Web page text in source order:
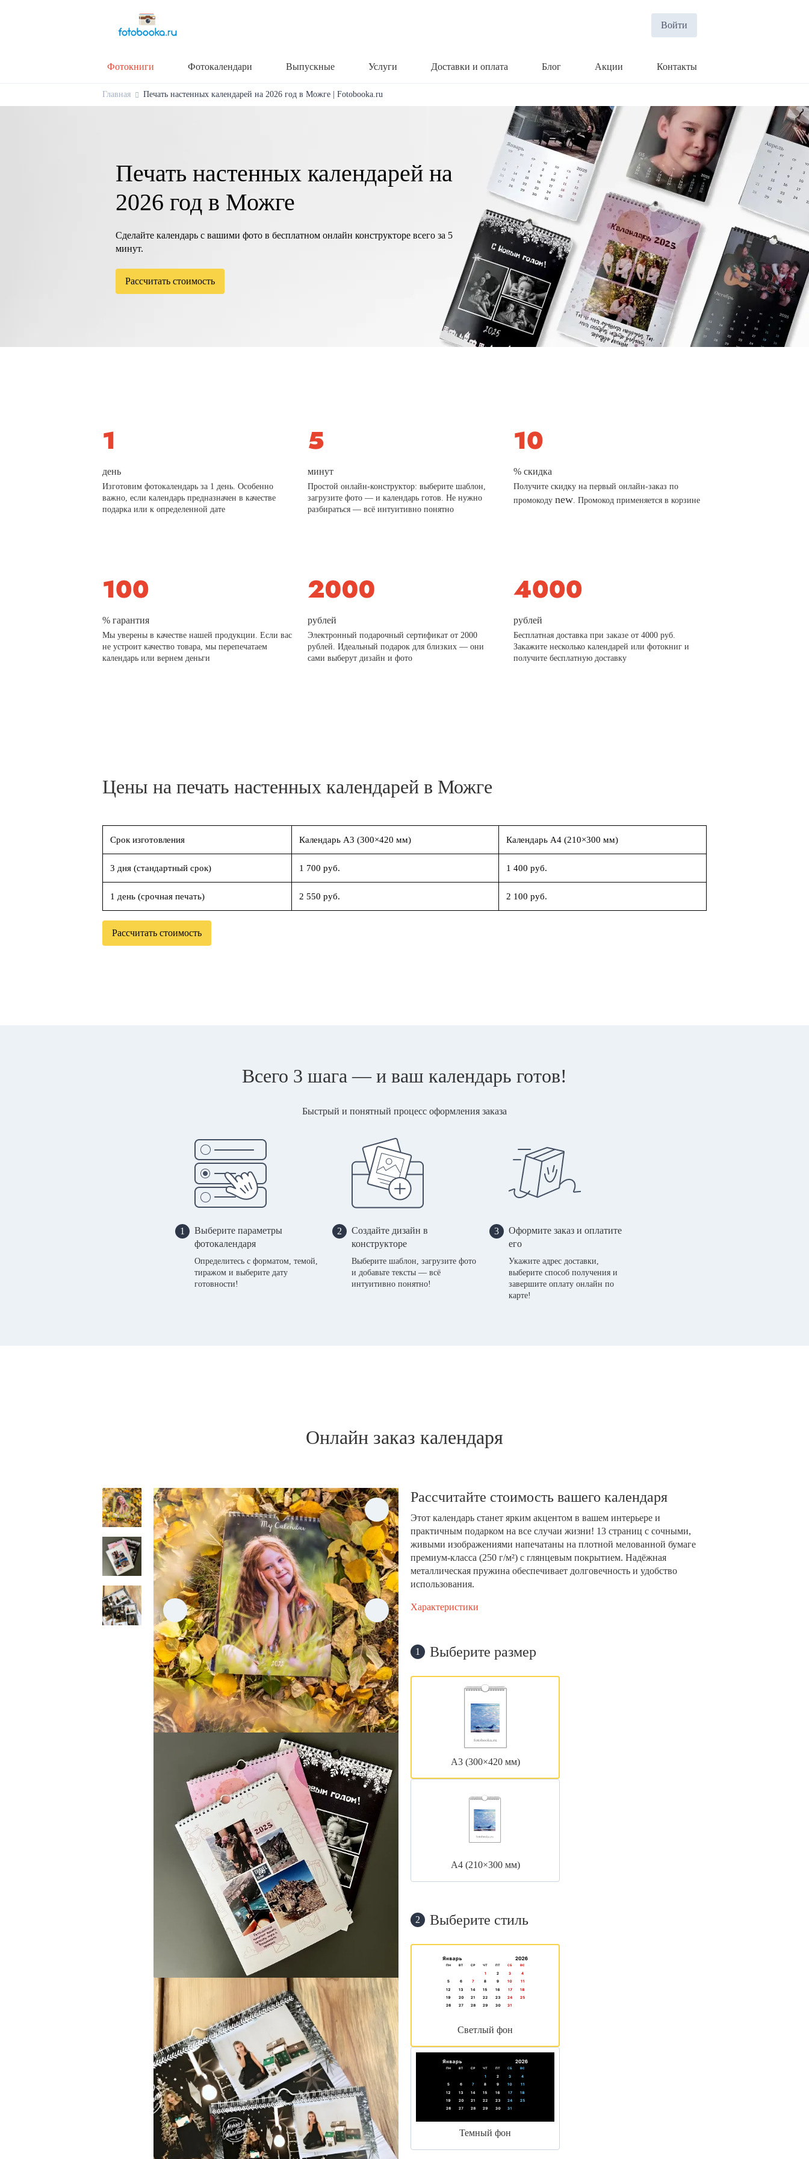
Войти
Фотокниги Фотокалендари Выпускные Услуги Доставки и оплата Блог Акции Контакты
Главная Печать настенных календарей на 2026 год в Можге | Fotobooka.ru
Печать настенных календарей на
2026 год в Можге
Сделайте календарь с вашими фото в бесплатном онлайн конструкторе всего за 5
минут.
Рассчитать стоимость
день
Изготовим фотокалендарь за 1 день. Особенно
важно, если календарь предназначен в качестве
подарка или к определенной дате
минут
Простой онлайн-конструктор: выберите шаблон,
загрузите фото — и календарь готов. Не нужно
разбираться — всё интуитивно понятно
% скидка
Получите скидку на первый онлайн-заказ по
промокоду new. Промокод применяется в корзине
% гарантия
Мы уверены в качестве нашей продукции. Если вас
не устроит качество товара, мы перепечатаем
календарь или вернем деньги
рублей
Электронный подарочный сертификат от 2000
рублей. Идеальный подарок для близких — они
сами выберут дизайн и фото
рублей
Бесплатная доставка при заказе от 4000 руб.
Закажите несколько календарей или фотокниг и
получите бесплатную доставку
Цены на печать настенных календарей в Можге
Срок изготовления Календарь А3 (300×420 мм) Календарь А4 (210×300 мм)
3 дня (стандартный срок) 1 700 руб. 1 400 руб.
1 день (срочная печать) 2 550 руб. 2 100 руб.
Рассчитать стоимость
Всего 3 шага — и ваш календарь готов!
Быстрый и понятный процесс оформления заказа
1
Выберите параметры
фотокалендаря
Определитесь с форматом, темой,
тиражом и выберите дату
готовности!
2
Создайте дизайн в
конструкторе
Выберите шаблон, загрузите фото
и добавьте тексты — всё
интуитивно понятно!
3
Оформите заказ и оплатите
его
Укажите адрес доставки,
выберите способ получения и
завершите оплату онлайн по
карте!
Онлайн заказ календаря
Рассчитайте стоимость вашего календаря
Этот календарь станет ярким акцентом в вашем интерьере и
практичным подарком на все случаи жизни! 13 страниц с сочными,
живыми изображениями напечатаны на плотной мелованной бумаге
премиум-класса (250 г/м²) с глянцевым покрытием. Надёжная
металлическая пружина обеспечивает долговечность и удобство
использования.
Характеристики
1 Выберите размер
А3 (300×420 мм)
А4 (210×300 мм)
2 Выберите стиль
Светлый фон
Темный фон